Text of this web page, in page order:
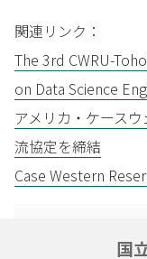
関連リンク：
The 3rd CWRU-
on Data Science
アメリカ・ケース
流協定を締結
Case Western
国